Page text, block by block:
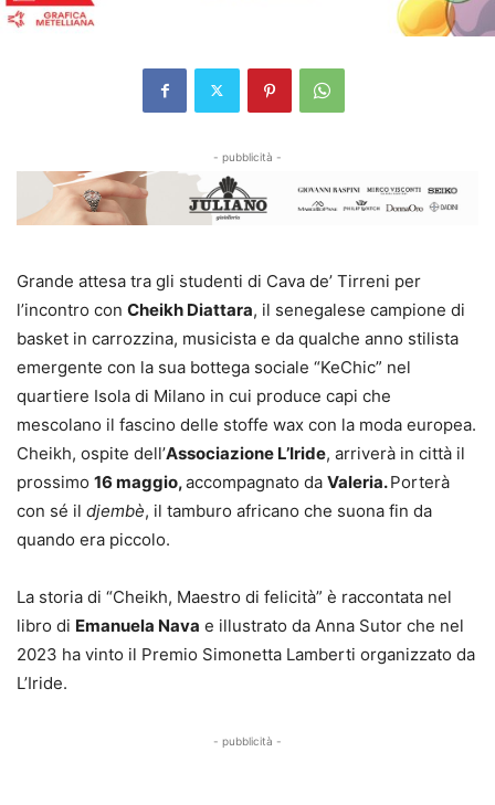
- pubblicità -
Grande attesa tra gli studenti di Cava de’ Tirreni per
l’incontro con Cheikh Diattara, il senegalese campione di
basket in carrozzina, musicista e da qualche anno stilista
emergente con la sua bottega sociale “KeChic” nel
quartiere Isola di Milano in cui produce capi che
mescolano il fascino delle stoffe wax con la moda europea.
Cheikh, ospite dell’Associazione L’Iride, arriverà in città il
prossimo 16 maggio,accompagnato da Valeria.Porterà
con sé il djembè, il tamburo africano che suona fin da
quando era piccolo.
La storia di “Cheikh, Maestro di felicità” è raccontata nel
libro di Emanuela Nava e illustrato da Anna Sutor che nel
2023 ha vinto il Premio Simonetta Lamberti organizzato da
L’Iride.
- pubblicità -